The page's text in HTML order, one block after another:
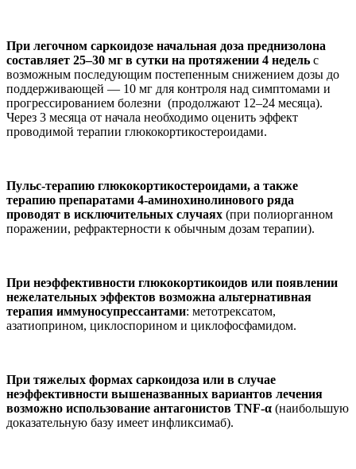
При легочном саркоидозе начальная доза преднизолона
составляет 25–30 мг в сутки на протяжении 4 недель с
возможным последующим постепенным снижением дозы до
поддерживающей — 10 мг для контроля над симптомами и
прогрессированием болезни (продолжают 12–24 месяца).
Через 3 месяца от начала необходимо оценить эффект
проводимой терапии глюкокортикостероидами.
Пульс-терапию глюкокортикостероидами, а также
терапию препаратами 4-аминохинолинового ряда
проводят в исключительных случаях (при полиорганном
поражении, рефрактерности к обычным дозам терапии).
При неэффективности глюкокортикоидов или появлении
нежелательных эффектов возможна альтернативная
терапия иммуносупрессантами: метотрексатом,
азатиоприном, циклоспорином и циклофосфамидом.
При тяжелых формах саркоидоза или в случае
неэффективности вышеназванных вариантов лечения
возможно использование антагонистов TNF-α (наибольшую
доказательную базу имеет инфликсимаб).